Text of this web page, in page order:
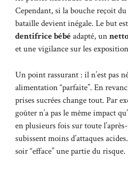
Cependant, si la bouche reçoit
bataille devient inégale. Le but
dentifrice bébéadapté, un
et une vigilance sur les
Un point rassurant : il n’est pas
alimentation “parfaite”. En
prises sucrées change tout. Par
goûter n’a pas le même impact
en plusieurs fois sur toute
subissent moins d’attaques
soir “efface” une partie du risque.